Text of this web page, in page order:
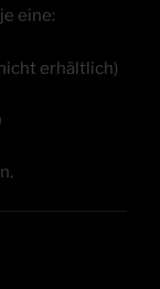
eine:
erhält­lich)